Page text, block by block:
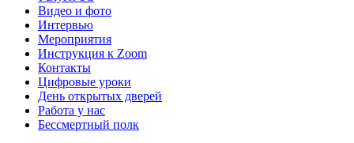
Видео и фото
Интервью
Мероприятия
Инструкция к Zoom
Контакты
Цифровые уроки
День открытых дверей
Работа у нас
Бессмертный полк